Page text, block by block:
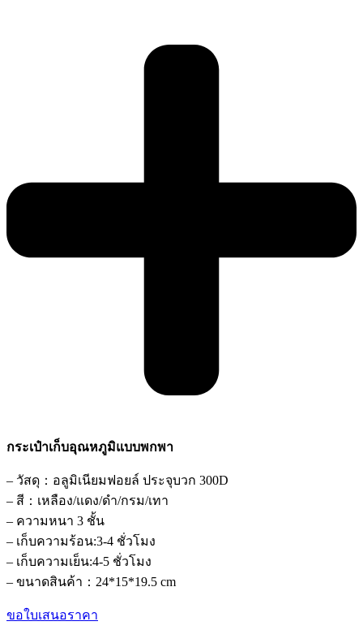
กระเป๋าเก็บอุณหภูมิแบบพกพา
– วัสดุ：อลูมิเนียมฟอยล์ ประจุบวก 300D
– สี：เหลือง/แดง/ดำ/กรม/เทา
– ความหนา 3 ชั้น
– เก็บความร้อน:3-4 ชั่วโมง
– เก็บความเย็น:4-5 ชั่วโมง
– ขนาดสินค้า：24*15*19.5 cm
ขอใบเสนอราคา